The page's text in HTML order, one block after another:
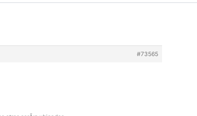
#73565